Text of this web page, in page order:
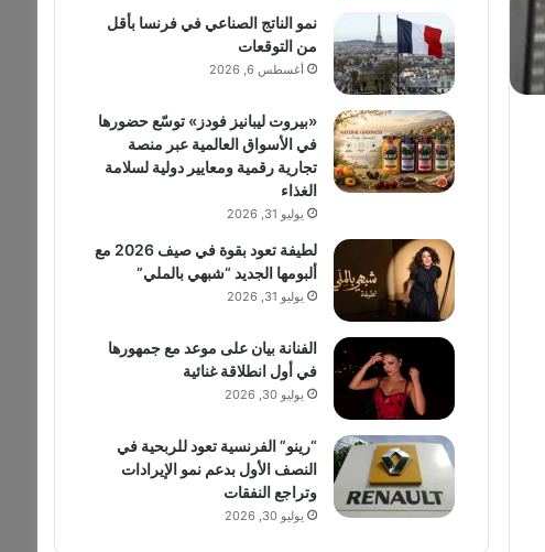
نمو الناتج الصناعي في فرنسا بأقل
من التوقعات
أغسطس 6, 2026
«بيروت ليبانيز فودز» توسّع حضورها
في الأسواق العالمية عبر منصة
تجارية رقمية ومعايير دولية لسلامة
الغذاء
يوليو 31, 2026
لطيفة تعود بقوة في صيف 2026 مع
ألبومها الجديد “شبهي بالملي”
يوليو 31, 2026
الفنانة بيان على موعد مع جمهورها
في أول انطلاقة غنائية
يوليو 30, 2026
“رينو” الفرنسية تعود للربحية في
النصف الأول بدعم نمو الإيرادات
وتراجع النفقات
يوليو 30, 2026